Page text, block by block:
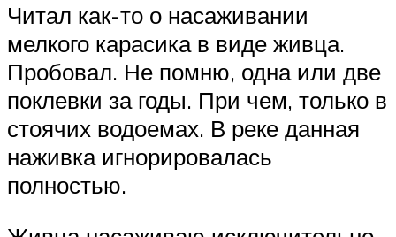
Читал как-то о насаживании
мелкого карасика в виде живца.
Пробовал. Не помню, одна или две
поклевки за годы. При чем, только в
стоячих водоемах. В реке данная
наживка игнорировалась
полностью.